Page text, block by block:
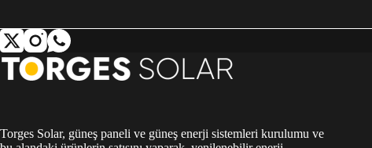
Torges Solar, güneş paneli ve güneş enerji sistemleri kurulumu ve